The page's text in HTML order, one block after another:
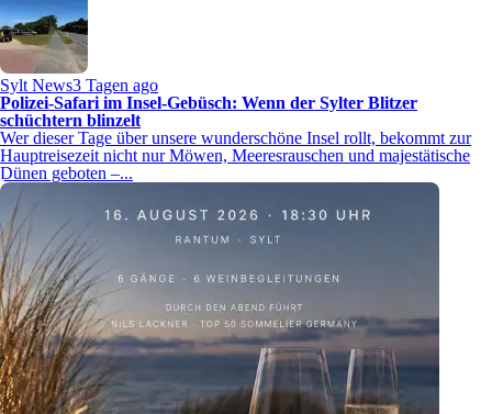
Sylt News3 Tagen ago
Polizei-Safari im Insel-Gebüsch: Wenn der Sylter Blitzer
schüchtern blinzelt
Wer dieser Tage über unsere wunderschöne Insel rollt, bekommt zur
Hauptreisezeit nicht nur Möwen, Meeresrauschen und majestätische
Dünen geboten –...